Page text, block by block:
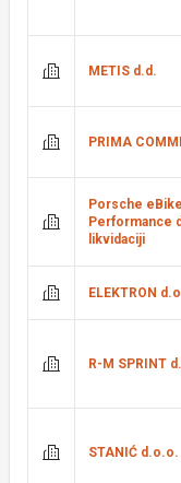
METIS d.d.
PRIMA
Porsche eBike
Performance
likvidaciji
ELEKTRON
R-M SPRINT
STANIĆ d.o.o.